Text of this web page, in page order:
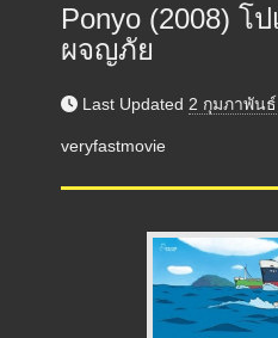
Ponyo (2008) โ
ผจญภัย
Last Updated 2 กุมภาพัน
veryfastmovie